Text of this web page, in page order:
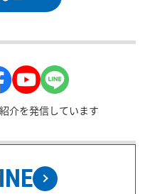
介を発信しています